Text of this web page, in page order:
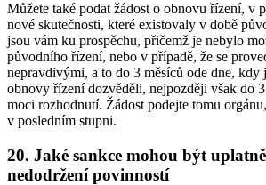
Můžete také podat žádost o obnovu řízení, v
nové skutečnosti, které existovaly v době
jsou vám ku prospěchu, přičemž je nebylo
původního řízení, nebo v případě, že se
nepravdivými, a to do 3 měsíců ode dne, kdy
obnovy řízení dozvěděli, nejpozději však do
moci rozhodnutí. Žádost podejte tomu
v posledním stupni.
20. Jaké sankce mohou být
nedodržení povinností